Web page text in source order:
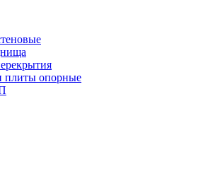
плиты опорные